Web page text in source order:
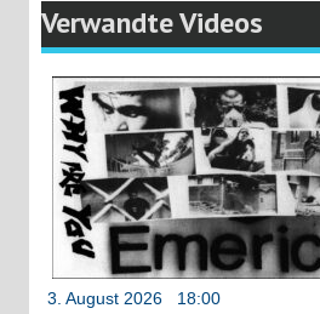
Verwandte Videos
3. August 2026 18:00